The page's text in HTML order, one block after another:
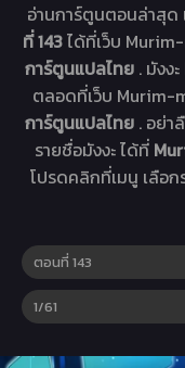
อ่านการ์ตูนตอนล่าสุด
ที่ 143ได้ที่เว็บ
การ์ตูนแปลไทย . มังงะ
ตลอดที่เว็บ Murim-
การ์ตูนแปลไทย . อย่า
รายชื่อมังงะ ได้ที่
โปรดคลิกที่เมนู เลือก